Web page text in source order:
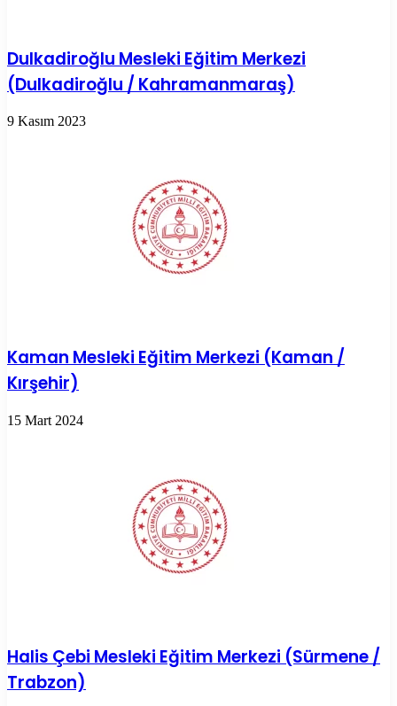
Dulkadiroğlu Mesleki Eğitim Merkezi
(Dulkadiroğlu / Kahramanmaraş)
9 Kasım 2023
Kaman Mesleki Eğitim Merkezi (Kaman /
Kırşehir)
15 Mart 2024
Halis Çebi Mesleki Eğitim Merkezi (Sürmene /
Trabzon)